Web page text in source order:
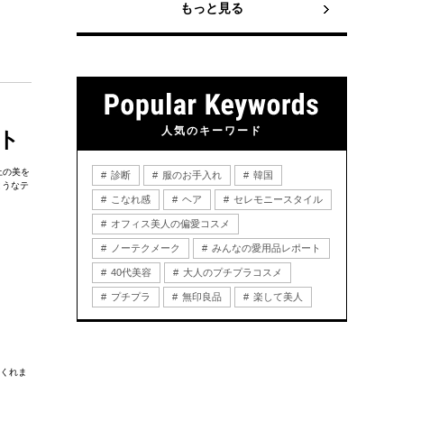
の美を
なテ
れま
もっと見る
人気のキーワード
診断 服のお手入れ 韓国
こなれ感 ヘア セレモニースタイル
オフィス美人の偏愛コスメ
ノーテクメーク みんなの愛用品レポート
40代美容 大人のプチプラコスメ
プチプラ 無印良品 楽して美人